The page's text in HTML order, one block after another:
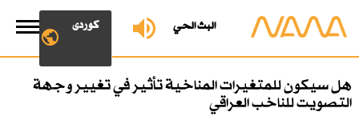
البث الحي کوردی
هل سيكون للمتغيرات المناخية تأثير في تغيير وجهة
التصويت للناخب العراقي